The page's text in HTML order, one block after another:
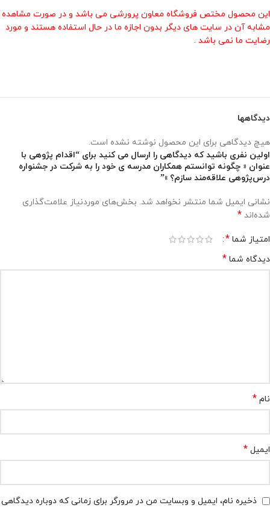
این محصول مختص فروشگاه معاون پرورشی می باشد و در صورت مشاهده
مشابه آن در سایت های دیگر بدون اجازه ما در حال استفاده هستند و مورد
رضایت ما نمی باشد .
دیدگاهها
هیچ دیدگاهی برای این محصول نوشته نشده است.
اولین نفری باشید که دیدگاهی را ارسال می کنید برای “اقدام پژوهی با
عنوان « چگونه توانستم همکاران مدرسه ی خود را به شرکت در جشنواره
درس‌پژوهی علاقه‌مند سازم؟ »”
نشانی ایمیل شما منتشر نخواهد شد. بخش‌های موردنیاز علامت‌گذاری
شده‌اند *
امتیاز شما *
دیدگاه شما *
نام *
ایمیل *
ذخیره نام، ایمیل و وبسایت من در مرورگر برای زمانی که دوباره دیدگاهی